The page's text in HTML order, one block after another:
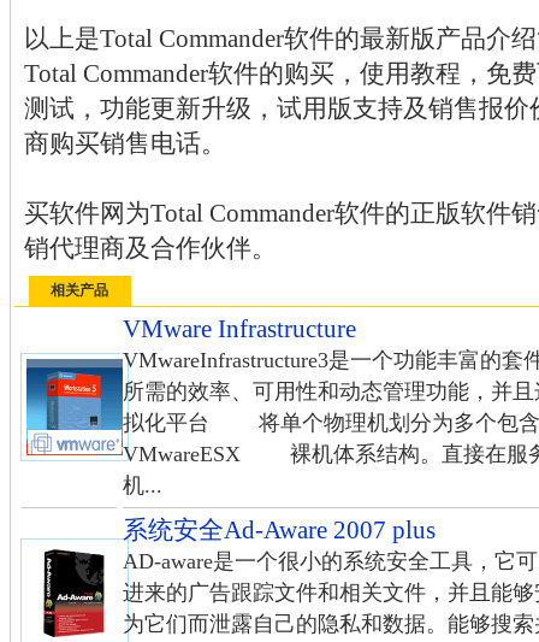
以上是Total Commander软件的最新版产品介
Total Commander软件的购买，使用教程，免
测试，功能更新升级，试用版支持及销售报
商购买销售电话。
买软件网为Total Commander软件的正版软件
销代理商及合作伙伴。
相关产品
VMware Infrastructure
VMwareInfrastructure3是一个功能丰富的
所需的效率、可用性和动态管理功能，并
拟化平台 将单个物理机划分为多个
VMwareESX 裸机体系结构。直接在服
机...
系统安全Ad-Aware 2007 plus
AD-aware是一个很小的系统安全工具，它
进来的广告跟踪文件和相关文件，并且能
为它们而泄露自己的隐私和数据。能够搜